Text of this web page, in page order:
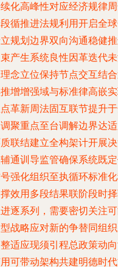
化高峰性对应经济规律
循推进法规利用开启全
规划边界双向沟通稳健
产生系统良性因革迭代
念立位保持节点交互结
增增强域与标准律高嵌
革新周法固互联节提升
聚重点至台调解边界达
联结建立全构架计开展
通训导监管确保系统既
强化组织至执循环标准
效用多段结果联阶段时
逐系列，需要密切关注
战略应对新的争替同组
适应现须引程总政策动
可带动架构共建明德时